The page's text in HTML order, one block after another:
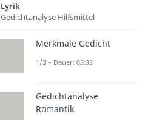
Lyrik
Gedichtanalyse Hilfsmittel
Merkmale Gedicht
1/3 – Dauer: 03:38
Gedichtanalyse
Romantik